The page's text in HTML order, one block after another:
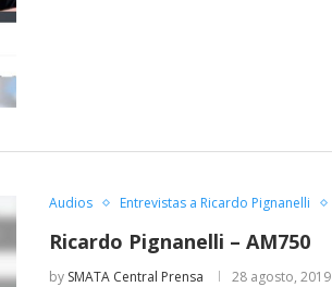
Audios Entrevistas a Ricardo Pignanelli
Ricardo Pignanelli – AM750
by SMATA Central Prensa 28 agosto, 2019